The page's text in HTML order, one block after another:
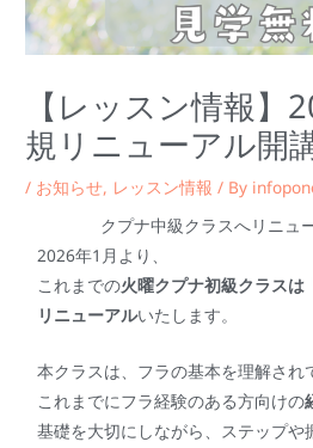
【レッスン情報】
規リニューアル開
/ お知らせ, レッスン情報 / By
クプナ中級クラスへリニュ
2026年1月より、
これまでの火曜クプナ初級クラス
リニューアルいたします。
本クラスは、フラの基本を理解され
これまでにフラ経験のある方向けの
基礎を大切にしながら、ステップや